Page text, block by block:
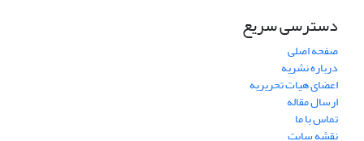
دسترسی سریع
صفحه اصلی
درباره نشریه
اعضای هیات تحریریه
ارسال مقاله
تماس با ما
نقشه سایت